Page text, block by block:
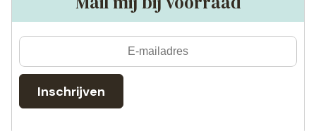
Inschrijven